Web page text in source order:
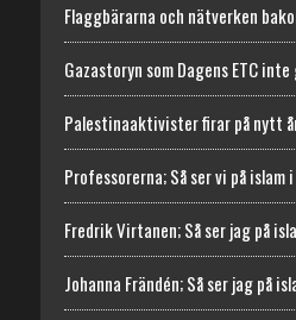
Flaggbärarna och nätverken
Gazastoryn som Dagens ETC
Palestinaaktivister firar på nytt
Professorerna; Så ser vi på islam
Fredrik Virtanen; Så ser jag på
Johanna Frändén; Så ser jag på